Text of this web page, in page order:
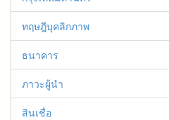
ทฤษฎีบุคลิกภาพ
ธนาคาร
ภาวะผู้นำ
สินเชื่อ